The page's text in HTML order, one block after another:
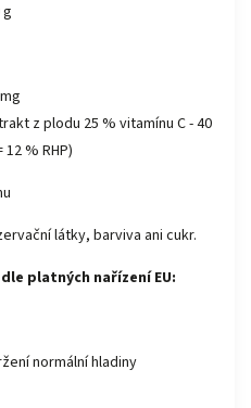
z plodu 25 % vitamínu C - 40
% RHP)
látky, barviva ani cukr.
platných nařízení EU:
normální hladiny